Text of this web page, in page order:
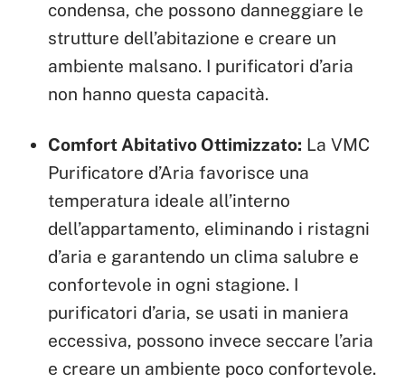
condensa, che possono danneggiare le
strutture dell’abitazione e creare un
ambiente malsano. I purificatori d’aria
non hanno questa capacità.
Comfort Abitativo Ottimizzato: La VMC
Purificatore d’Aria favorisce una
temperatura ideale all’interno
dell’appartamento, eliminando i ristagni
d’aria e garantendo un clima salubre e
confortevole in ogni stagione. I
purificatori d’aria, se usati in maniera
eccessiva, possono invece seccare l’aria
e creare un ambiente poco confortevole.